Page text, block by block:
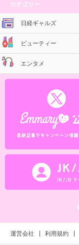
カテゴリー
日経ギャルズ
ビューティー
エンタメ
運営会社 利用規約